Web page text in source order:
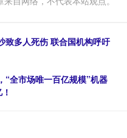
致多人死伤 联合国机构呼吁
“全市场唯一百亿规模”机器